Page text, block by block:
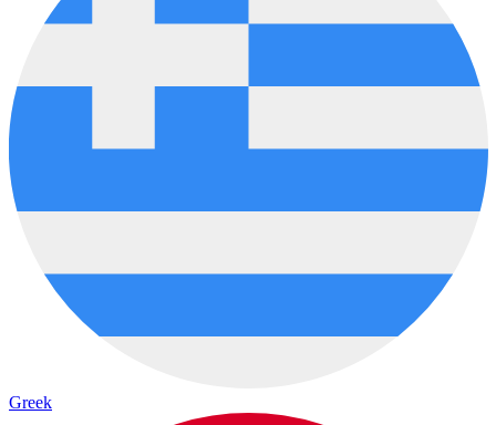
Greek